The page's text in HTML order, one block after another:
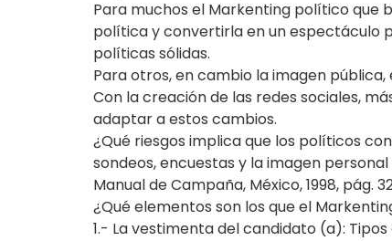
Para muchos el Markenting político que
política y convertirla en un espectáculo
políticas sólidas.
Para otros, en cambio la imagen
Con la creación de las redes sociales,
adaptar a estos cambios.
¿Qué riesgos implica que los políticos
sondeos, encuestas y la imagen
Manual de Campaña, México, 1998, pág.
¿Qué elementos son los que el
1.- La vestimenta del candidato (a):